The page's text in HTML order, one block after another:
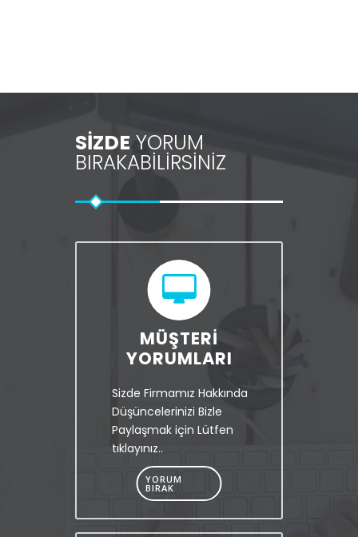
SİZDE YORUM
BIRAKABİLİRSİNİZ
MÜŞTERI
YORUMLARI
Sizde Firmamız Hakkında
Düşüncelerinizi Bizle
Paylaşmak için Lütfen
tıklayınız..
YORUM
BIRAK